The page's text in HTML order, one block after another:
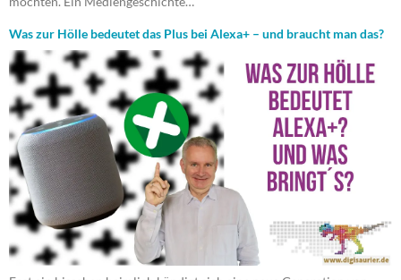
Was zur Hölle bedeutet das Plus bei Alexa+ – und braucht man das?